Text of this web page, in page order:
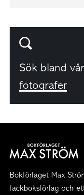
Sök bland
fotografer
Bokförlaget Max
fackboksförlag och